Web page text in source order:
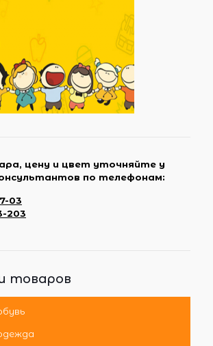
цену и цвет уточняйте у
по телефонам:
03
203
товаров